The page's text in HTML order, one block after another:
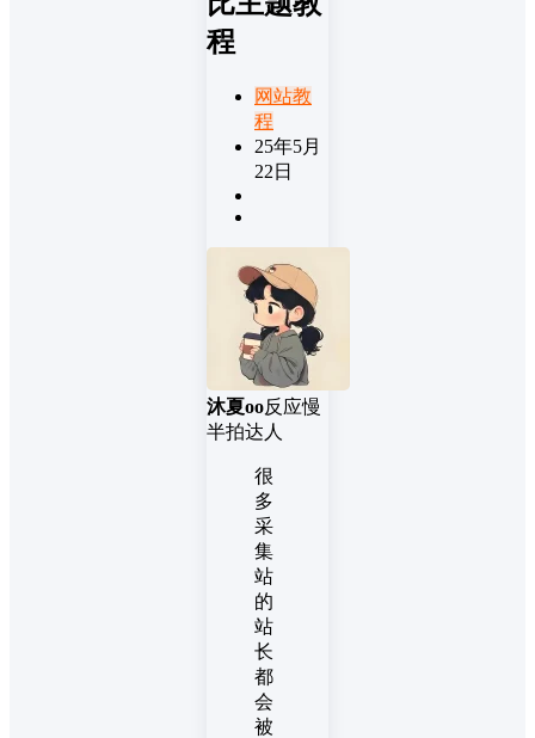
程
网站教
程
25年5月
22日
沐夏oo反应慢
半拍达人
很
多
采
集
站
的
站
长
都
会
被